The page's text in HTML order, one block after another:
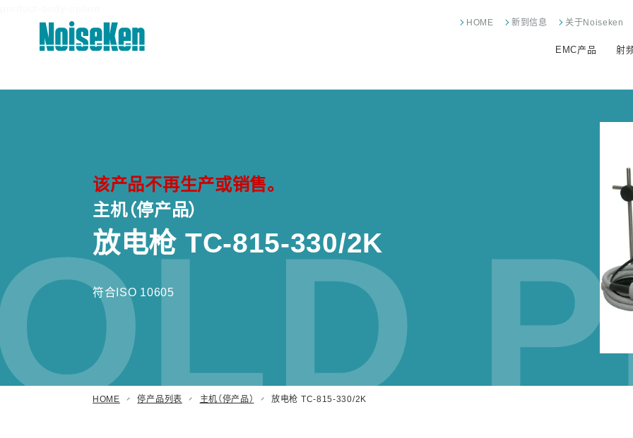
EMC产品 射
HOME 新到信息 关于Noiseken
该产品不再生产或销售。
主机（停产品）
放电枪 TC-815-330/2K
符合ISO 10605
HOME 停产品列表 主机（停产品） 放电枪 TC-815-330/2K
高频噪声模拟试验器
电快速瞬变脉冲群模拟试验器
雷击浪涌模拟试验器 (LSS系列)
电压跌落及升高模拟试验器 (VDS系
阻尼振荡波模拟试验器
汽车用瞬时浪涌模拟试验器
(ISS/JSS系列)
自动扫描EMC 测量系统 (EPS系列)